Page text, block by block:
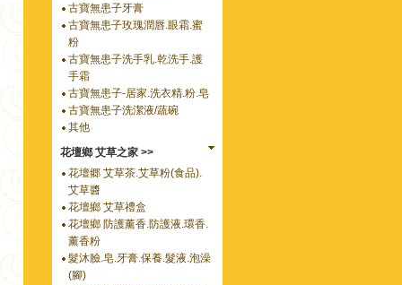
古寶無患子牙膏
古寶無患子玫瑰潤唇.眼霜.蜜
粉
古寶無患子洗手乳.乾洗手.護
手霜
古寶無患子-居家.洗衣精.粉.皂
古寶無患子洗潔液/蔬碗
其他
花壇鄉 艾草之家 >>
花壇郷 艾草茶.艾草粉(食品).
艾草醬
花壇鄉 艾草禮盒
花壇鄉 防護薰香.防護液.環香.
薰香粉
髮沐臉.皂.牙膏.保養.髮液.泡澡
(腳)